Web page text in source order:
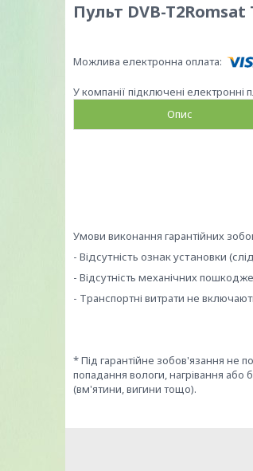
Пульт DVB-
У компанії підключені
Опис
Умови виконання гарантійних
- Відсутність ознак установки
- Відсутність механічних
- Транспортні витрати не
* Під гарантійне зобов'язання не
попадання вологи, нагрівання або
(вм'ятини, вигини тощо).